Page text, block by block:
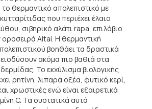
θερμαντικό απολεπιστικό με
που περιέχει έλαιο
σιβηρικό αλάτι rapa, επιλόβιο
οροσειρά Altai. Η θερμαντική
βοηθάει τα δραστικά
ακόμα πιο βαθιά στα
Το εκχύλισμα βιολογικής
ρητίνη, λιπαρά οξέα, φυτικό κερί,
χρωστικές ενώ είναι εξαιρετικά
C. Τα συστατικά αυτά